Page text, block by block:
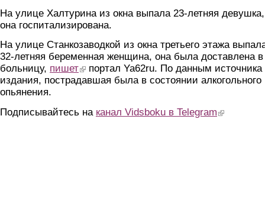
На улице Халтурина из окна выпала 23-летняя девушка,
она госпитализирована.
На улице Станкозаводкой из окна третьего этажа
32-летняя беременная женщина, она была доставлена в
больницу, пишет(link is external)
портал Ya62ru. По данным источника
издания, пострадавшая была в состоянии алкогольного
опьянения.
Подписывайтесь на канал Vidsboku в Telegram (link is